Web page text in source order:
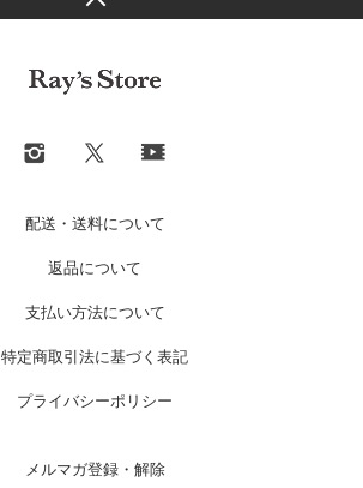
配送・送料について
返品について
支払い方法について
特定商取引法に基づく表記
プライバシーポリシー
メルマガ登録・解除